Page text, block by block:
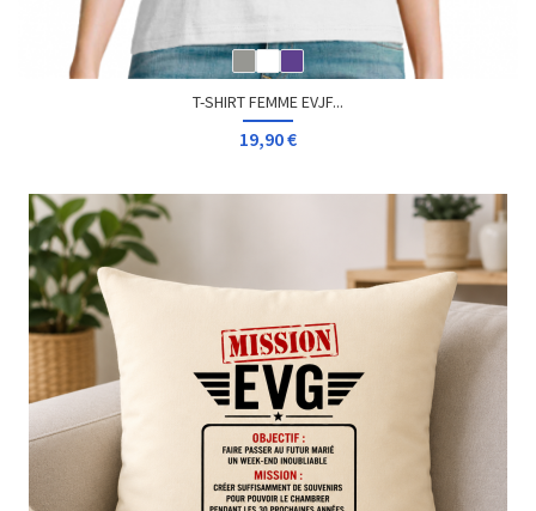
T-SHIRT FEMME EVJF...
19,90 €